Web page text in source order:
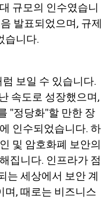
규모의 인수였습니
발표되었으며, 규제
습니다.
보일 수 있습니다.
속도로 성장했으며,
"정당화"할 만한 장
인수되었습니다. 하
및 암호화폐 보안의
집니다. 인프라가 점
는 세상에서 보안 계
며, 때로는 비즈니스